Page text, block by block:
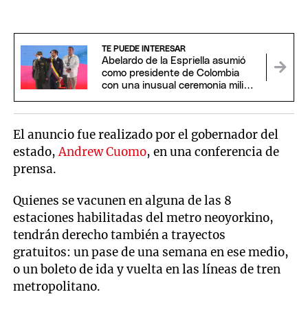
TE PUEDE INTERESAR
Abelardo de la Espriella asumió
como presidente de Colombia
con una inusual ceremonia militar
El anuncio fue realizado por el gobernador del
estado,Andrew Cuomo, en una conferencia de
prensa.
Quienes se vacunen en alguna de las 8
estaciones habilitadas del metro neoyorkino,
tendrán derecho también a trayectos
gratuitos: un pase de una semana en ese medio,
o un boleto de ida y vuelta en las líneas de tren
metropolitano.